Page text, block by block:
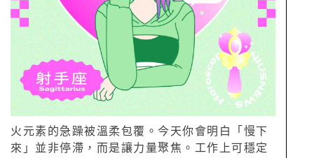
火元素的急躁被溫柔包覆。今天你會明白「慢下
來」並非停滯，而是讓力量聚焦。工作上可穩定